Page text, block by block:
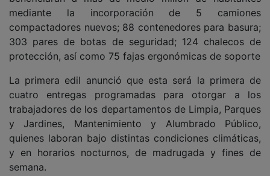
mediante la incorporación de 5 camiones
compactadores nuevos; 88 contenedores para basura;
303 pares de botas de seguridad; 124 chalecos de
protección, así como 75 fajas ergonómicas de soporte
La primera edil anunció que esta será la primera de
cuatro entregas programadas para otorgar a los
trabajadores de los departamentos de Limpia, Parques
y Jardines, Mantenimiento y Alumbrado Público,
quienes laboran bajo distintas condiciones climáticas,
y en horarios nocturnos, de madrugada y fines de
semana.